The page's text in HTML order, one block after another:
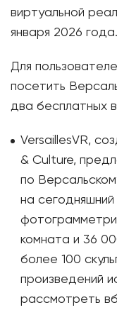
виртуальной
января 2026 года.
Для
посетить
два бесплатных
VersaillesVR,
& Culture,
по
на
комната и 36
более 100
произведений
рассмотреть